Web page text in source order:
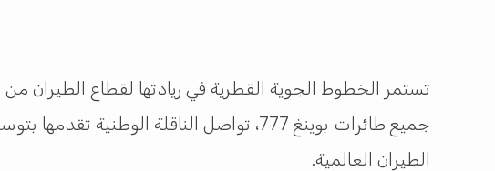
الطيران العالمية.